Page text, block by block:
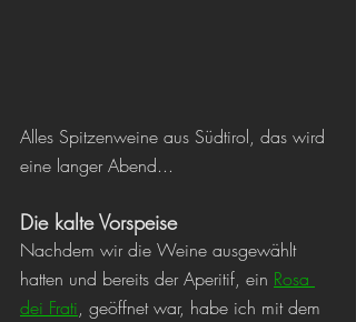
Alles Spitzenweine aus Südtirol, das wird
eine langer Abend...
Die kalte Vorspeise
Nachdem wir die Weine ausgewählt
hatten und bereits der Aperitif, ein Rosa
dei Frati, geöffnet war, habe ich mit dem